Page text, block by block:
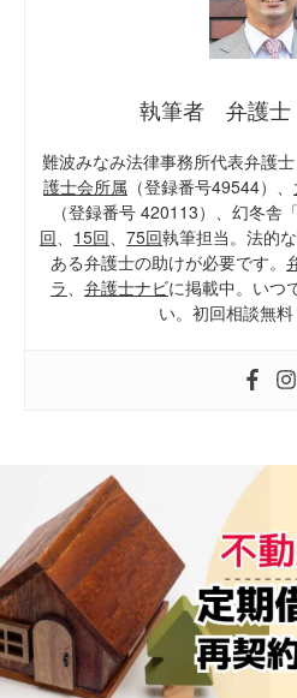
執筆者 弁護
難波みなみ法律事務所代表弁護士
護士会所属 （登録番号49544）、
（登録番号 420113）、幻冬舎
回、 15回、 75回執筆担当。法的
ある弁護士の助けが必要です。
ラ、 弁護士ナビに掲載中。いつ
い。初回相談無料